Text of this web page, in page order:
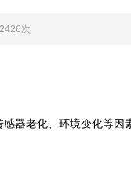
次
器老化、环境变化等因